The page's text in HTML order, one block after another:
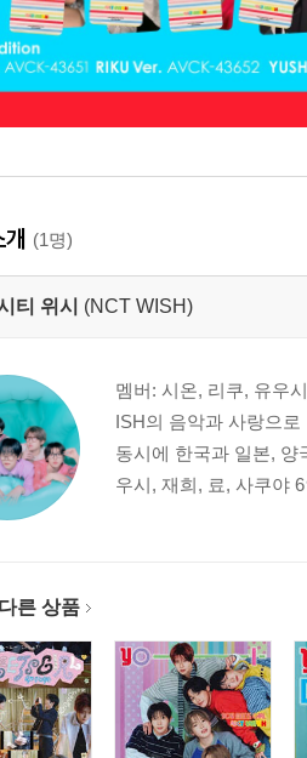
(1명)
티 위시 (NCT WISH)
멤버: 시온, 리쿠, 유우
ISH의 음악과 사랑으
동시에 한국과 일본, 양
우시, 재희, 료, 사쿠야
른 상품